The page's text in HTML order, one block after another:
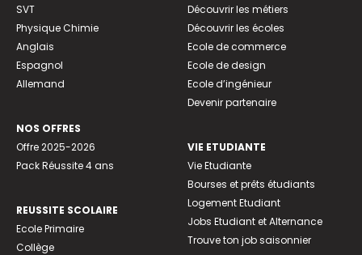
SVT
Physique Chimie
Anglais
Espagnol
Allemand
NOS OFFRES
Offre 2025-2026
Pack Réussite 4 ans
REUSSITE SCOLAIRE
Ecole Primaire
Collège
Découvrir les métiers
Découvrir les écoles
Ecole de commerce
Ecole de design
Ecole d’ingénieur
Devenir partenaire
VIE ETUDIANTE
Vie Etudiante
Bourses et prêts étudiants
Logement Etudiant
Jobs Etudiant et Alternance
Trouve ton job saisonnier